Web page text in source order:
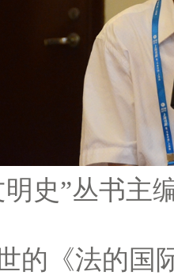
明史”丛书主
《法的国际